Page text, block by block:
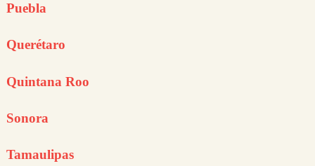
Puebla
Querétaro
Quintana Roo
Sonora
Tamaulipas